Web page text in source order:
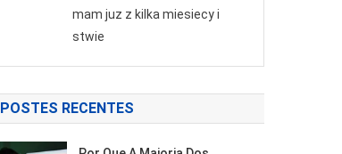
mam juz z kilka miesiecy i
stwie
POSTES RECENTES